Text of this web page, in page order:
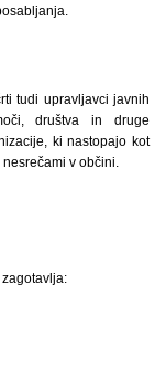
tudi upravljavci javnih
društva in druge
ki nastopajo kot
v občini.